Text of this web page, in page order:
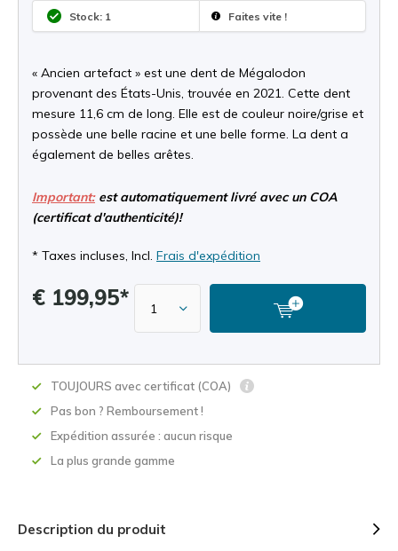
Stock: 1 Faites vite !
« Ancien artefact » est une dent de Mégalodon
provenant des États-Unis, trouvée en 2021. Cette dent
mesure 11,6 cm de long. Elle est de couleur noire/grise et
possède une belle racine et une belle forme. La dent a
également de belles arêtes.
Important:est automatiquement livré avec un COA
(certificat d'authenticité)!
* Taxes incluses, Incl. Frais d'expédition
€ 199,95*
TOUJOURS avec certificat (COA)
Pas bon ? Remboursement !
Expédition assurée : aucun risque
La plus grande gamme
Description du produit